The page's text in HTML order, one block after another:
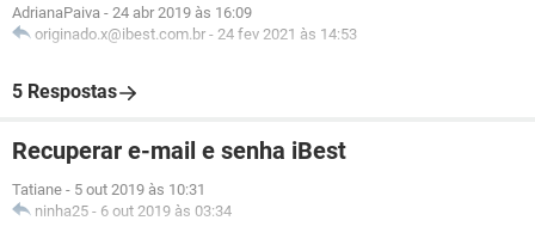
AdrianaPaiva - 24 abr 2019 às 16:09
originado.x@ibest.com.br - 24 fev 2021 às 14:53
5 Respostas
Recuperar e-mail e senha iBest
Tatiane - 5 out 2019 às 10:31
ninha25 - 6 out 2019 às 03:34